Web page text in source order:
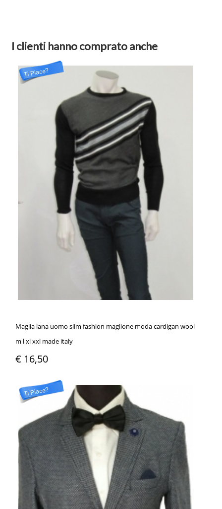
I clienti hanno comprato anche
Ti Piace?
Maglia lana uomo slim fashion maglione moda cardigan wool
m l xl xxl made italy
€ 16,50
Ti Piace?